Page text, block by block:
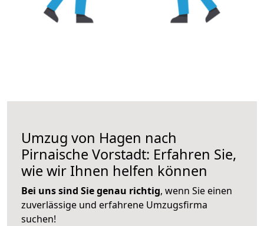
Umzug von Hagen nach
Pirnaische Vorstadt: Erfahren Sie,
wie wir Ihnen helfen können
Bei uns sind Sie genau richtig, wenn Sie einen
zuverlässige und erfahrene Umzugsfirma
suchen!